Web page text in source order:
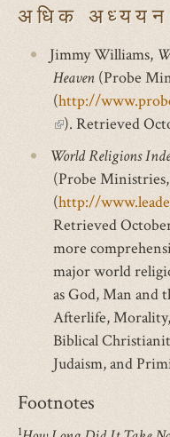
अधिक
Jimmy Williams,
Heaven (Probe
(http://
(link
is
external)
). Retrieved
World Religions
(Probe
(http://
Retrieved
more
major world
as God, Man and
Afterlife,
Biblical
Judaism, and
Footnotes
1